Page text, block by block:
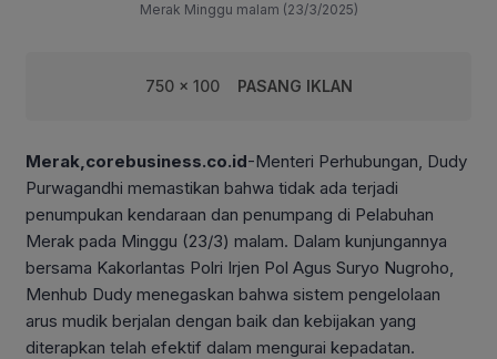
Merak Minggu malam (23/3/2025)
750 x 100 PASANG IKLAN
Merak,corebusiness.co.id-Menteri Perhubungan, Dudy
Purwagandhi memastikan bahwa tidak ada terjadi
penumpukan kendaraan dan penumpang di Pelabuhan
Merak pada Minggu (23/3) malam. Dalam kunjungannya
bersama Kakorlantas Polri Irjen Pol Agus Suryo Nugroho,
Menhub Dudy menegaskan bahwa sistem pengelolaan
arus mudik berjalan dengan baik dan kebijakan yang
diterapkan telah efektif dalam mengurai kepadatan.